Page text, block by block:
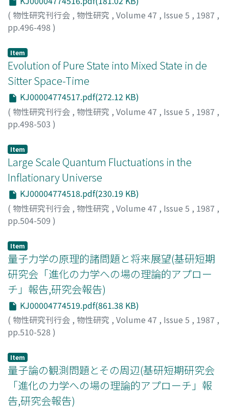
( 物性研究刊行会 , 物性研究 , Volume 47 , Issue 5 , 1987 ,
pp.496-498 )
Item
Evolution of Pure State into Mixed State in de
Sitter Space-Time
KJ00004774517.pdf(272.12 KB)
( 物性研究刊行会 , 物性研究 , Volume 47 , Issue 5 , 1987 ,
pp.498-503 )
Item
Large Scale Quantum Fluctuations in the
Inflationary Universe
KJ00004774518.pdf(230.19 KB)
( 物性研究刊行会 , 物性研究 , Volume 47 , Issue 5 , 1987 ,
pp.504-509 )
Item
量子力学の原理的諸問題と将来展望(基研短期
研究会「進化の力学への場の理論的アプロー
チ」報告,研究会報告)
KJ00004774519.pdf(861.38 KB)
( 物性研究刊行会 , 物性研究 , Volume 47 , Issue 5 , 1987 ,
pp.510-528 )
Item
量子論の観測問題とその周辺(基研短期研究会
「進化の力学への場の理論的アプローチ」報
告,研究会報告)